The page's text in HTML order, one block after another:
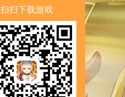
扫扫下载游戏